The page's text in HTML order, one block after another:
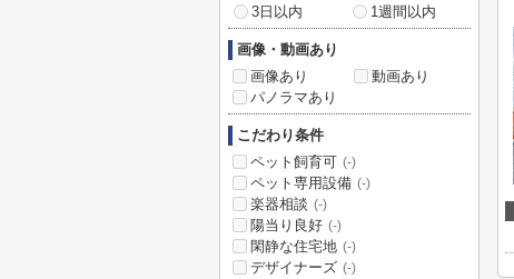
3日以内
1週間以内
画像・動画あり
画像あり
動画あり
パノラマあり
こだわり条件
ペット飼育可 (-)
ペット専用設備 (-)
楽器相談 (-)
陽当り良好 (-)
閑静な住宅地 (-)
デザイナーズ (-)